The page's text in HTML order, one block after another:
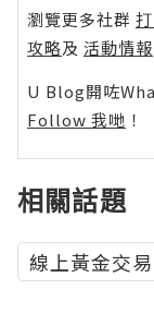
瀏覽更多社群
攻略及 活動情報
U Blog開咗
Follow 我哋 ！
相關話題
線上黃金交